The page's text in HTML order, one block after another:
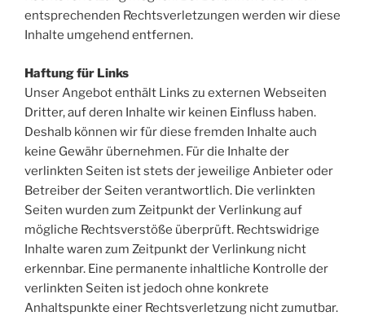
entsprechenden Rechtsverletzungen werden wir diese
Inhalte umgehend entfernen.
Haftung für Links
Unser Angebot enthält Links zu externen Webseiten
Dritter, auf deren Inhalte wir keinen Einfluss haben.
Deshalb können wir für diese fremden Inhalte auch
keine Gewähr übernehmen. Für die Inhalte der
verlinkten Seiten ist stets der jeweilige Anbieter oder
Betreiber der Seiten verantwortlich. Die verlinkten
Seiten wurden zum Zeitpunkt der Verlinkung auf
mögliche Rechtsverstöße überprüft. Rechtswidrige
Inhalte waren zum Zeitpunkt der Verlinkung nicht
erkennbar. Eine permanente inhaltliche Kontrolle der
verlinkten Seiten ist jedoch ohne konkrete
Anhaltspunkte einer Rechtsverletzung nicht zumutbar.